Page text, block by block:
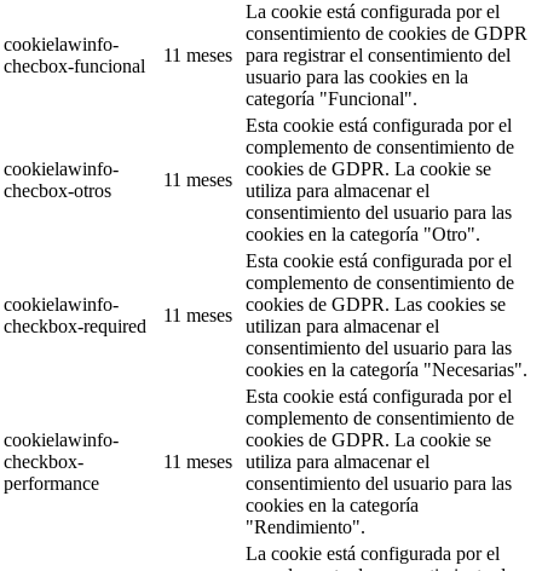
cookielawinfo-
checbox-funcional
11 meses
La cookie está configurada por el
consentimiento de cookies de GDPR
para registrar el consentimiento del
usuario para las cookies en la
categoría "Funcional".
cookielawinfo-
checbox-otros
11 meses
Esta cookie está configurada por el
complemento de consentimiento de
cookies de GDPR. La cookie se
utiliza para almacenar el
consentimiento del usuario para las
cookies en la categoría "Otro".
cookielawinfo-
checkbox-required
11 meses
Esta cookie está configurada por el
complemento de consentimiento de
cookies de GDPR. Las cookies se
utilizan para almacenar el
consentimiento del usuario para las
cookies en la categoría "Necesarias".
cookielawinfo-
checkbox-
performance
11 meses
Esta cookie está configurada por el
complemento de consentimiento de
cookies de GDPR. La cookie se
utiliza para almacenar el
consentimiento del usuario para las
cookies en la categoría
"Rendimiento".
La cookie está configurada por el